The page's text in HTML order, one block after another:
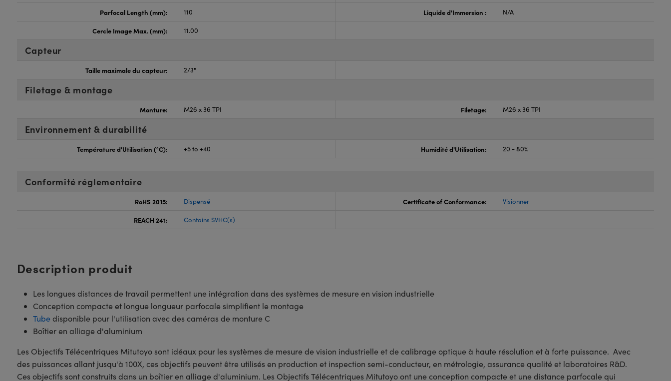
Parfocal Length (mm): 110 Liquide d'Immersion : N/A
Cercle Image Max. (mm): 11.00
Capteur
Taille maximale du capteur: 2/3"
Filetage & montage
Monture: M26 x 36 TPI Filetage: M26 x 36 TPI
Environnement & durabilité
Température d'Utilisation (°C): +5 to +40 Humidité d'Utilisation: 20 - 80%
Conformité réglementaire
RoHS 2015: Dispensé Certificate of Conformance: Visionner
REACH 241: Contains SVHC(s)
Description produit
Les longues distances de travail permettent une intégration dans des systèmes de mesure en vision industrielle
Conception compacte et longue longueur parfocale simplifient le montage
Tubedisponible pour l'utilisation avec des caméras de monture C
Boîtier en alliage d'aluminium
Les Objectifs Télécentriques Mitutoyo sont idéaux pour les systèmes de mesure de vision industrielle et de calibrage optique à haute résolution et à forte puissance. Avec
des puissances allant jusqu'à 100X, ces objectifs peuvent être utilisés en production et inspection semi-conducteur, en métrologie, assurance qualité et laboratoires R&D.
Ces objectifs sont construits dans un boîtier en alliage d'aluminium. Les Objectifs Télécentriques Mitutoyo ont une conception compacte et une distance parfocale qui